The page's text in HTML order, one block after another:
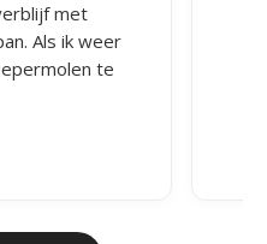
met
Als ik weer
te